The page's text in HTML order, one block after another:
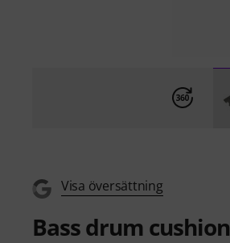
Visa översättning
Bass drum cushion